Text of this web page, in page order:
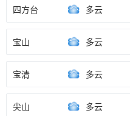
四方台 多云
宝山 多云
宝清 多云
尖山 多云